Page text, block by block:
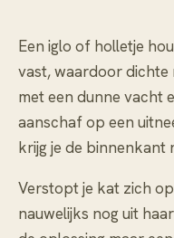
Een iglo of holletje
vast, waardoor
met een dunne vacht
aanschaf op een
krijg je de binnenkant
Verstopt je kat zich
nauwelijks nog uit